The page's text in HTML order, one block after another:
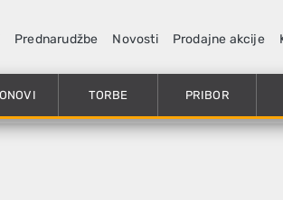
Prednarudžbe Novosti Prodajne akcije
TORBE PRIBOR